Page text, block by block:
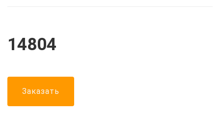
14804
Заказать